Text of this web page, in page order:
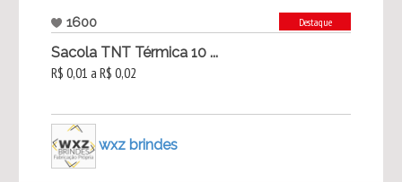
1600 Destaque
Sacola TNT Térmica 10 ...
R$ 0,01 a R$ 0,02
wxz brindes